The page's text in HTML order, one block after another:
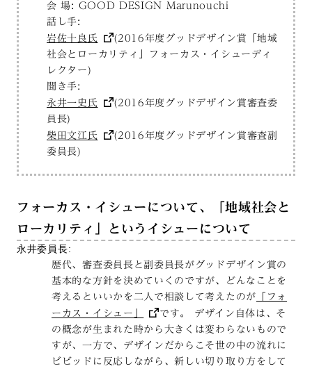
会 場: GOOD DESIGN Marunouchi
話し手:
岩佐十良氏
(2016年度グッドデザイン賞「地域
社会とローカリティ」フォーカス・イシューディ
レクター)
聞き手:
永井一史氏
(2016年度グッドデザイン賞審査委
員長)
柴田文江氏
(2016年度グッドデザイン賞審査副
委員長)
フォーカス・イシューについて、「地域社会と
ローカリティ」というイシューについて
永井委員長:
歴代、審査委員長と副委員長がグッドデザイン賞の
基本的な方針を決めていくのですが、どんなことを
考えるといいかを二人で相談して考えたのが 「フォ
ーカス・イシュー」
です。 デザイン自体は、そ
の概念が生まれた時から大きくは変わらないもので
すが、一方で、デザインだからこそ世の中の流れに
ビビッドに反応しながら、新しい切り取り方をして